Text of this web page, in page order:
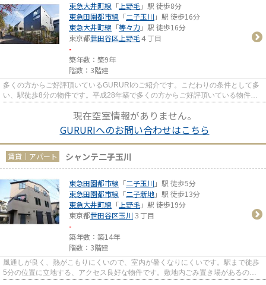
東急大井町線 「 上野毛」駅 徒歩8分
東急田園都市線 「二子玉川 」駅 徒歩16分
東急大井町線 「等々力」駅 徒歩16分
東京都世田谷区 上野毛４丁目
-
築年数：築9年
階数：3階建
多くの方からご好評頂いているGURURIのご紹介です。こだわりの条件として多
い、駅徒歩8分の物件です。平成28年築で多くの方からご好評頂いている物件で
現在空室情報がありません。
GURURIへのお問い合わせはこちら
賃貸｜アパート シャンテ二子玉川
東急田園都市線 「二子玉川 」駅 徒歩5分
東急田園都市線 「二子新地」駅 徒歩13分
東急大井町線 「 上野毛」駅 徒歩19分
東京都世田谷区玉川 ３丁目
-
築年数：築14年
階数：3階建
風通しが良く、熱がこもりにくいので、室内が暑くなりにくいです。駅まで徒歩
5分の位置に立地する、アクセス良好な物件です。敷地内ごみ置き場があるの